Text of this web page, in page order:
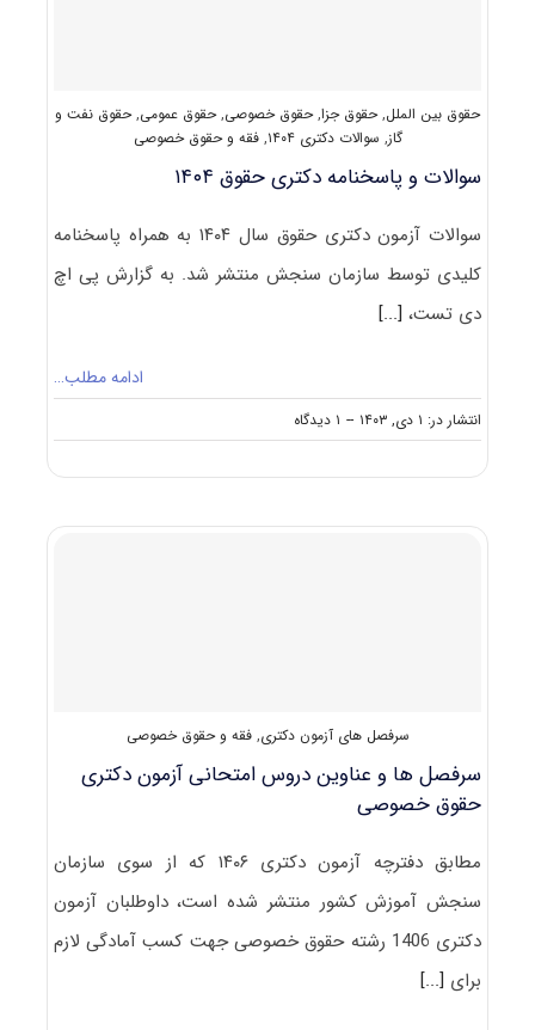
حقوق بین الملل,حقوق جزا,حقوق خصوصی,حقوق عمومی,حقوق نفت و
گاز, سوالات دکتری ۱۴۰۴ ,فقه و حقوق خصوصی
سوالات و پاسخنامه دکتری حقوق ۱۴۰۴
سوالات آزمون دکتری حقوق سال ۱۴۰۴ به همراه پاسخنامه
کلیدی توسط سازمان سنجش منتشر شد. به گزارش پی اچ
دی تست،[...]
ادامه مطلب…
انتشار در: ۱ دی, ۱۴۰۳ -- ۱ دیدگاه
on
سوالات
حقوق
سرفصل های آزمون دکتری,فقه و حقوق خصوصی
سرفصل ها و عناوین دروس امتحانی آزمون دکتری
حقوق خصوصی
مطابق دفترچه آزمون دکتری ۱۴۰۶ که از سوی سازمان
سنجش آموزش کشور منتشر شده است، داوطلبان آزمون
دکتری 1406 رشته حقوق خصوصی جهت کسب آمادگی لازم
برای [...]